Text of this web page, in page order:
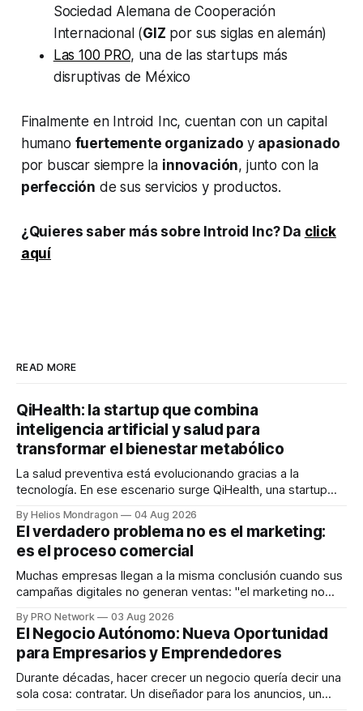
Sociedad Alemana de Cooperación
Internacional (GIZ por sus siglas en alemán)
Las 100 PRO, una de las startups más
disruptivas de México
Finalmente en Introid Inc, cuentan con un capital
humano fuertemente organizado y apasionado
por buscar siempre la innovación, junto con la
perfección de sus servicios y productos.
¿Quieres saber más sobre Introid Inc? Da click
aquí
READ MORE
QiHealth: la startup que combina
inteligencia artificial y salud para
transformar el bienestar metabólico
La salud preventiva está evolucionando gracias a la
tecnología. En ese escenario surge QiHealth, una startup
dispositivos inteligentes, inteligencia artificial y monitoreo
en tiempo real para ayudar a las personas a tomar mejores
decisiones sobre su salud metabólica. Su propuesta busca
responder
By Helios Mondragon 04 Aug 2026
El verdadero problema no es el marketing:
es el proceso comercial
Muchas empresas llegan a la misma conclusión cuando sus
campañas digitales no generan ventas: "el marketing no
INTERIUS, el problema suele estar en otro lugar. Durante
una entrevista para el podcast SER PRO, el especialista en
marketing digital explicó que
By PRO Network 03 Aug 2026
El Negocio Autónomo: Nueva Oportunidad
para Empresarios y Emprendedores
Durante décadas, hacer crecer un negocio quería decir una
sola cosa: contratar. Un diseñador para los anuncios, un